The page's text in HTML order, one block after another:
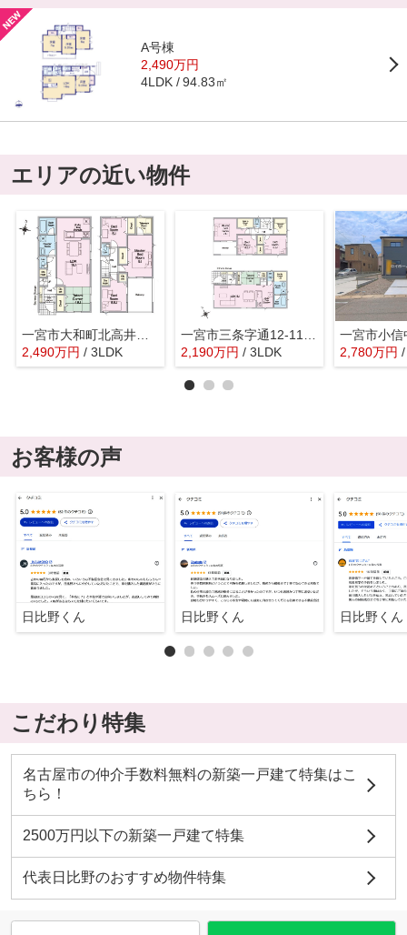
A号棟
2,490万円
4LDK 94.83㎡
エリアの近い物件
一宮市大和町北高井字西重田1465『仲介料無料』新築戸建て
2,490万円 / 3LDK
2,190万円 / 3LDK 2,780万円
お客様の声
日比野くん 日比野くん 日比野くん
こだわり特集
名古屋市の仲介手数料無料の新築一戸建て特集はこ
ちら！
2500万円以下の新築一戸建て特集
代表日比野のおすすめ物件特集